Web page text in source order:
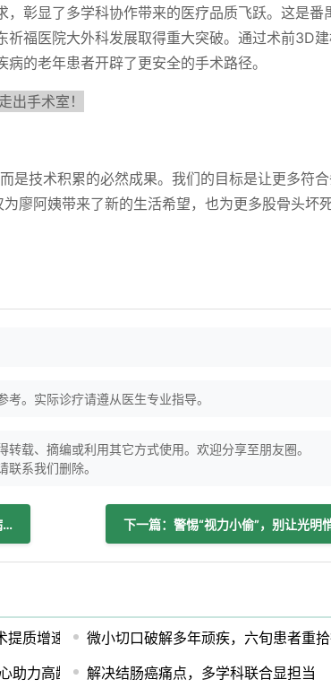
彰显了多学科协作带来的医疗品质飞跃。这是番
福医院大外科发展取得重大突破。通过术前3D建
的老年患者开辟了更安全的手术路径。
是技术积累的必然成果。我们的目标是让更多符
廖阿姨带来了新的生活希望，也为更多股骨头坏
。实际诊疗请遵从医生专业指导。
载、摘编或利用其它方式使用。欢迎分享至朋友圈。
系我们删除。
上一篇：首批50家！泛华南八省颞下颌关节病及继发牙颌面畸形诊治联盟成立 下一篇：警惕“视力小偷”，别让光明
提质增速！ 微小切口破解多年顽疾，六旬患者重
助力高龄老人重走“健康路”
解决结肠癌痛点，多学科联合显担当